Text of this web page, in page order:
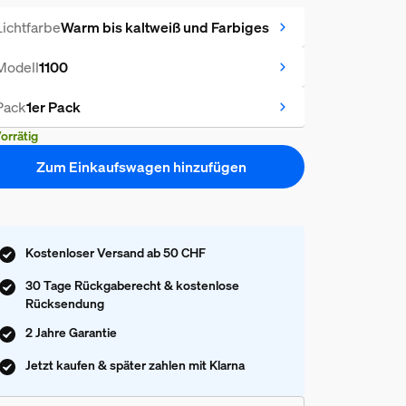
Warm bis kaltweiß und Farbiges
1100
1er Pack
Zum Einkaufswagen hinzufügen
Kostenloser Versand ab 50 CHF
30 Tage Rückgaberecht & kostenlose
Rücksendung
2 Jahre Garantie
Jetzt kaufen & später zahlen mit Klarna